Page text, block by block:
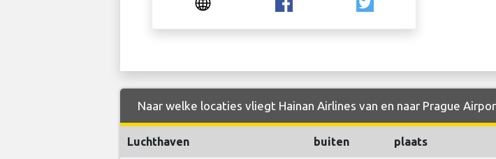
Naar welke locaties vliegt Hainan Airlines van en naar Prague
Luchthaven buiten plaats